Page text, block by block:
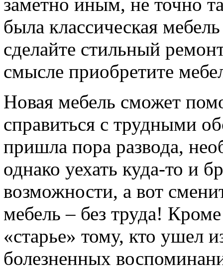
была классическая
сделайте стильный
смысле приобретите
Новая мебель сможет
справиться с трудными
пришла пора развода,
однако уехать куда-то и
возможности, а вот
мебель – без труда!
«старье» тому, кто ушел
болезненных